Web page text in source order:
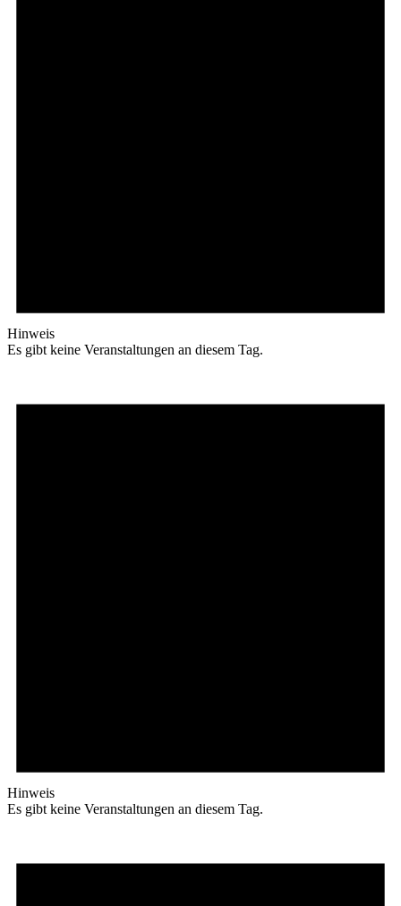
Hinweis
Es gibt keine Veranstaltungen an diesem Tag.
Hinweis
Es gibt keine Veranstaltungen an diesem Tag.